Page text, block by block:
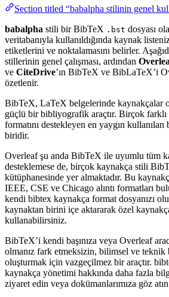
Section titled “babalpha stilinin genel
babalpha stili bir BibTeX .bst dosyası
veritabanıyla kullanıldığında kaynak
etiketlerini ve noktalamasını belirler.
stillerinin genel çalışması, ardından
ve CiteDrive’ın BibTeX ve BibLaTeX’i
özetlenir.
BibTeX, LaTeX belgelerinde kaynakçalar
güçlü bir bibliyografik araçtır. Birçok farklı
formatını destekleyen en yaygın
biridir.
Overleaf şu anda BibTeX ile uyumlu tüm
desteklemese de, birçok kaynakça stili
kütüphanesinde yer almaktadır. Bu
IEEE, CSE ve Chicago alıntı formatları
kendi bibtex kaynakça format dosyanızı
kaynaktan birini içe aktararak özel
kullanabilirsiniz.
BibTeX’i kendi başınıza veya Overleaf
olmanız fark etmeksizin, bilimsel ve teknik
oluşturmak için vazgeçilmez bir araçtır.
kaynakça yönetimi hakkında daha fazla
ziyaret edin veya dokümanlarımıza göz